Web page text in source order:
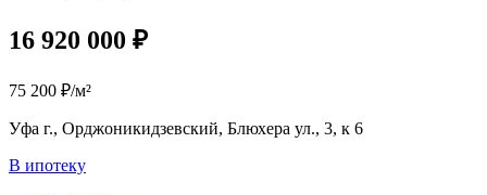
16 920 000 ₽
75 200 ₽/м²
Уфа г., Орджоникидзевский, Блюхера ул., 3, к 6
В ипотеку